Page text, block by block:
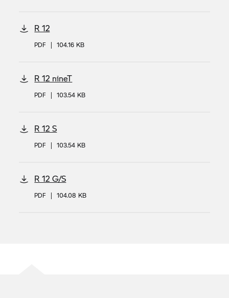
R 12
PDF | 104.16 KB
R 12 nineT
PDF | 103.54 KB
R 12 S
PDF | 103.54 KB
R 12 G/S
PDF | 104.08 KB